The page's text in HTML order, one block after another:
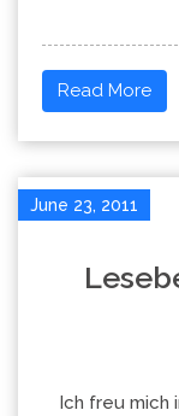
Read More
June 23, 2011
Ich freu mich